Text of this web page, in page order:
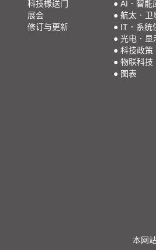
科技椽送门
展会
修订与更新
● AI．智能
● 航太．卫
● IT．系统
● 光电．显
● 科技政策
● 物联科技
● 图表
本网